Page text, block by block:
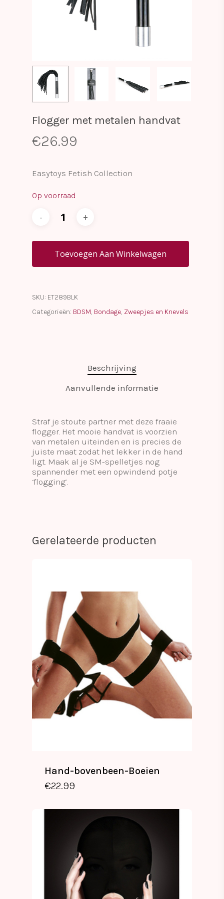
Flogger met metalen handvat
€26.99
Easytoys Fetish Collection
Op voorraad
Toevoegen Aan Winkelwagen
SKU: ET289BLK
Categorieën: BDSM, Bondage, Zweepjes en Knevels
Beschrijving
Aanvullende informatie
Straf je stoute partner met deze fraaie
flogger. Het mooie handvat is voorzien
van metalen uiteinden en is precies de
juiste maat zodat het lekker in de hand
ligt. Maak al je SM-spelletjes nog
spannender met een opwindend potje
‘flogging’.
Gerelateerde producten
Hand-bovenbeen-Boeien
€22.99
€22.99